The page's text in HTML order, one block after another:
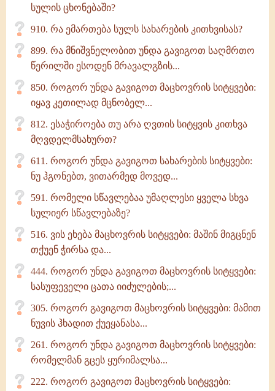
სულის ცხონებაში?
910. რა ემართება სულს სახარების კითხვისას?
899. რა მნიშვნელობით უნდა გავიგოთ საღმრთო
წერილში ესოდენ მრავალგზის...
850. როგორ უნდა გავიგოთ მაცხოვრის სიტყვები:
იყავ კეთილად მცნობელ...
812. ესაჭიროება თუ არა ღვთის სიტყვის კითხვა
მღვდელმსახურთ?
611. როგორ უნდა გავიგოთ სახარების სიტყვები:
ნუ ჰგონებთ, ვითარმედ მოვედ...
591. რომელი სწავლებაა უმაღლესი ყველა სხვა
სულიერ სწავლებაზე?
516. ვის ეხება მაცხოვრის სიტყვები: მაშინ მიგცნენ
თქუენ ჭირსა და...
444. როგორ უნდა გავიგოთ მაცხოვრის სიტყვები:
სასუფეველი ცათა იიძულების;...
305. როგორ გავიგოთ მაცხოვრის სიტყვები: მამით
ნუვის ჰხადით ქუეყანასა...
261. როგორ უნდა გავიგოთ მაცხოვრის სიტყვები:
რომელმან გცეს ყურიმალსა...
222. როგორ გავიგოთ მაცხოვრის სიტყვები: